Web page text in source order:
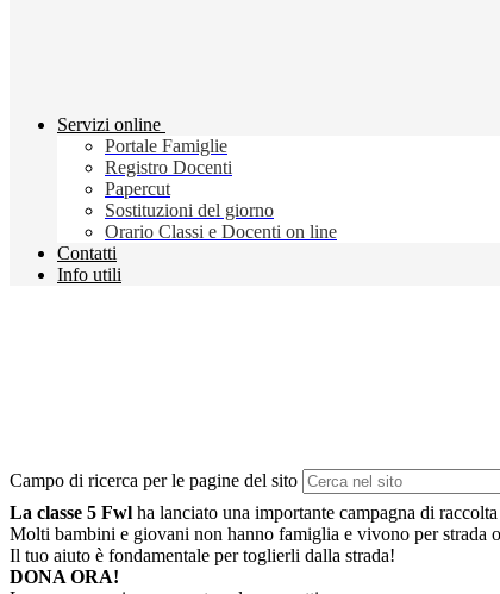
Servizi online
Portale Famiglie
Registro Docenti
Papercut
Sostituzioni del giorno
Orario Classi e Docenti on line
Contatti
Info utili
Campo di ricerca per le pagine del sito
La classe 5 Fwl ha lanciato una importante campagna di
Molti bambini e giovani non hanno famiglia e vivono per strada
Il tuo aiuto è fondamentale per toglierli dalla strada!
DONA ORA!